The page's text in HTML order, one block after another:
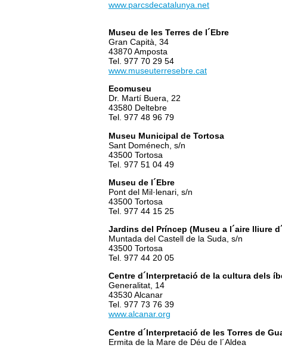
www.parcsdecatalunya.net
Museu de les Terres de l´Ebre
Gran Capità, 34
43870 Amposta
Tel. 977 70 29 54
www.museuterresebre.cat
Ecomuseu
Dr. Martí Buera, 22
43580 Deltebre
Tel. 977 48 96 79
Museu Municipal de Tortosa
Sant Doménech, s/n
43500 Tortosa
Tel. 977 51 04 49
Museu de l´Ebre
Pont del Mil·lenari, s/n
43500 Tortosa
Tel. 977 44 15 25
Jardins del Príncep (Museu a l´aire lliure
Muntada del Castell de la Suda, s/n
43500 Tortosa
Tel. 977 44 20 05
Centre d´Interpretació de la cultura dels
Generalitat, 14
43530 Alcanar
Tel. 977 73 76 39
www.alcanar.org
Centre d´Interpretació de les Torres de
Ermita de la Mare de Déu de l´Aldea